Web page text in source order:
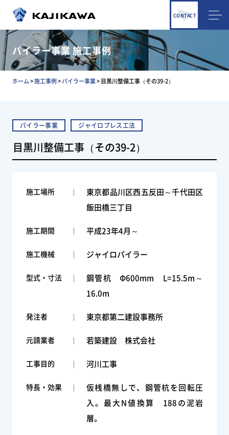
CONTACT
パイラー事業 施工事例
ホーム>施工事例>パイラー事業>目黒川整備工事（その39-2）
パイラー事業 ジャイロプレス工法
目黒川整備工事（その39-2）
施工場所
東京都品川区西五反田～千代田区
飯田橋三丁目
施工期間 平成23年4月～
施工機械 ジャイロパイラー
型式・寸法
鋼管杭 Φ600mm L=15.5m～
16.0m
発注者 東京都第二建設事務所
元請業者 若築建設 株式会社
工事目的 河川工事
特長・効果
仮桟橋無しで、鋼管杭を回転圧
入。最大N値換算 188の泥岩
層。